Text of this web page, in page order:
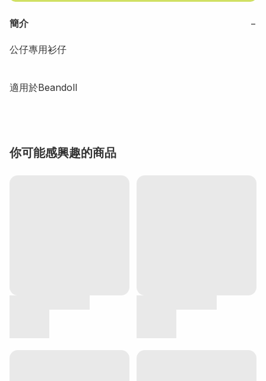
簡介 −
公仔專用衫仔
適用於Beandoll
你可能感興趣的商品